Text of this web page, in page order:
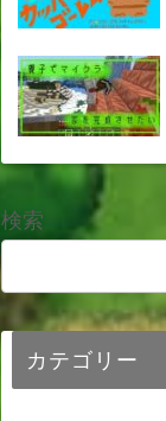
検索
カテゴリー